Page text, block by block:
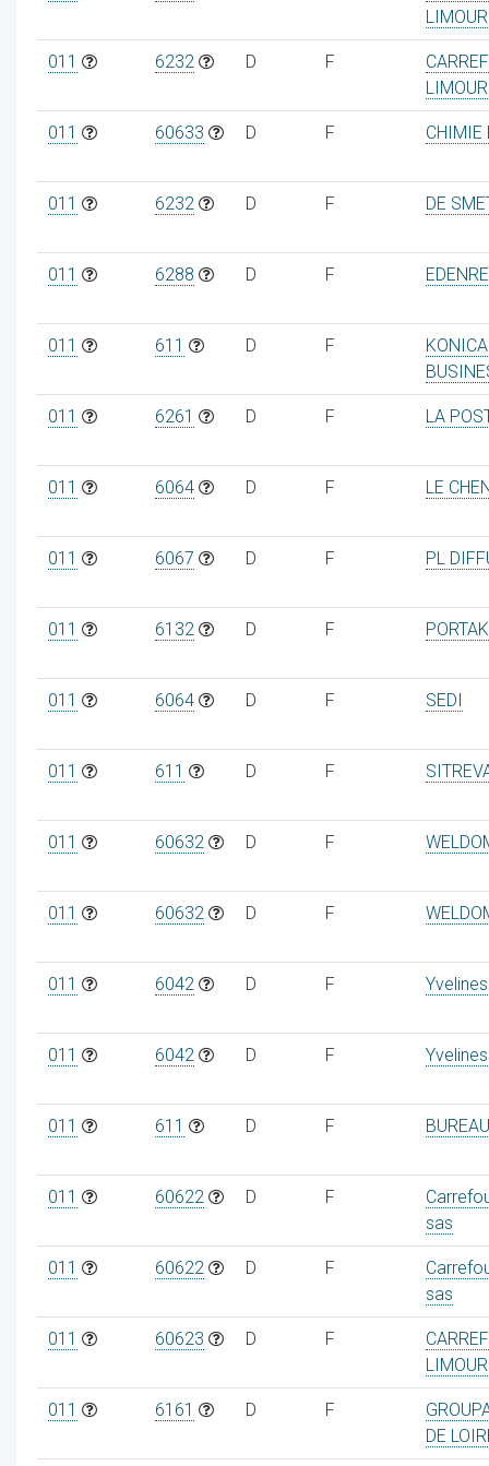
011 6232 D F
011 60633 D F CHIMIE
011 6232 D F DE
011 6288 D F
011 611 D F
011 6261 D F LA
011 6064 D F LE
011 6067 D F PL
011 6132 D F
011 6064 D F SEDI
011 611 D F
011 60632 D F
011 60632 D F
011 6042 D F
011 6042 D F
011 611 D F
011 60622 D F
sas
011 60622 D F
sas
011 60623 D F
011 6161 D F
DE